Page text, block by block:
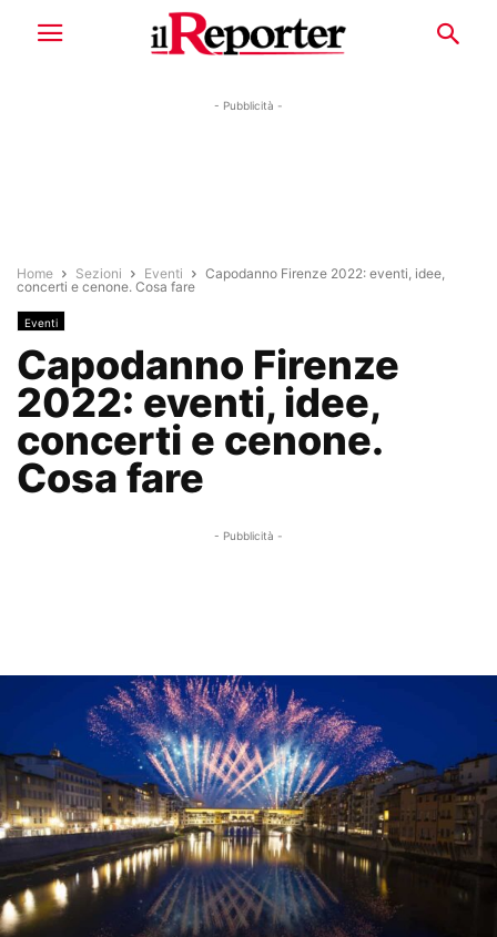
- Pubblicità -
Home Sezioni Eventi
Capodanno Firenze 2022: eventi, idee,
concerti e cenone. Cosa fare
Eventi
Capodanno Firenze
2022: eventi, idee,
concerti e cenone.
Cosa fare
- Pubblicità -